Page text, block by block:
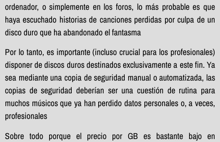
ordenador, o simplemente en los foros, lo más probable es que
haya escuchado historias de canciones perdidas por culpa de un
disco duro que ha abandonado el fantasma
Por lo tanto, es importante (incluso crucial para los profesionales)
disponer de discos duros destinados exclusivamente a este fin. Ya
sea mediante una copia de seguridad manual o automatizada, las
copias de seguridad deberían ser una cuestión de rutina para
muchos músicos que ya han perdido datos personales o, a veces,
profesionales
Sobre todo porque el precio por GB es bastante bajo en